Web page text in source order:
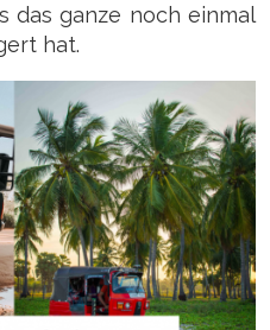
das ganze noch einmal
hat.